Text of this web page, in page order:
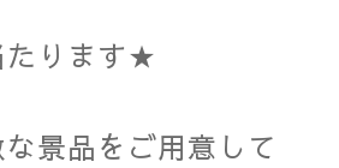
たります★
景品をご用意して